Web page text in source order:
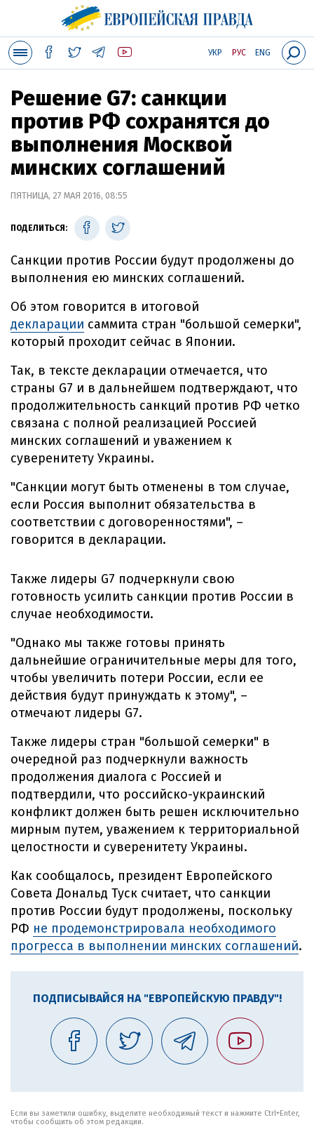
УКР РУС ENG
Решение G7: санкции
против РФ сохранятся до
выполнения Москвой
минских соглашений
ПЯТНИЦА, 27 МАЯ 2016, 08:55
ПОДЕЛИТЬСЯ:
Санкции против России будут продолжены до
выполнения ею минских соглашений.
Об этом говорится в итоговой
декларации саммита стран "большой семерки",
который проходит сейчас в Японии.
Так, в тексте декларации отмечается, что
страны G7 и в дальнейшем подтверждают, что
продолжительность санкций против РФ четко
связана с полной реализацией Россией
минских соглашений и уважением к
суверенитету Украины.
"Санкции могут быть отменены в том случае,
если Россия выполнит обязательства в
соответствии с договоренностями", –
говорится в декларации.
Также лидеры G7 подчеркнули свою
готовность усилить санкции против России в
случае необходимости.
"Однако мы также готовы принять
дальнейшие ограничительные меры для того,
чтобы увеличить потери России, если ее
действия будут принуждать к этому", –
отмечают лидеры G7.
Также лидеры стран "большой семерки" в
очередной раз подчеркнули важность
продолжения диалога с Россией и
подтвердили, что российско-украинский
конфликт должен быть решен исключительно
мирным путем, уважением к территориальной
целостности и суверенитету Украины.
Как сообщалось, президент Европейского
Совета Дональд Туск считает, что санкции
против России будут продолжены, поскольку
РФ не продемонстрировала необходимого
прогресса в выполнении минских соглашений.
ПОДПИСЫВАЙСЯ НА "ЕВРОПЕЙСКУЮ ПРАВДУ"!
Если вы заметили ошибку, выделите необходимый текст и нажмите Ctrl+Enter,
чтобы сообщить об этом редакции.